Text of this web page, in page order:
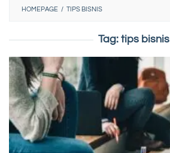
HOMEPAGE / TIPS BISNIS
Tag:tips bisnis